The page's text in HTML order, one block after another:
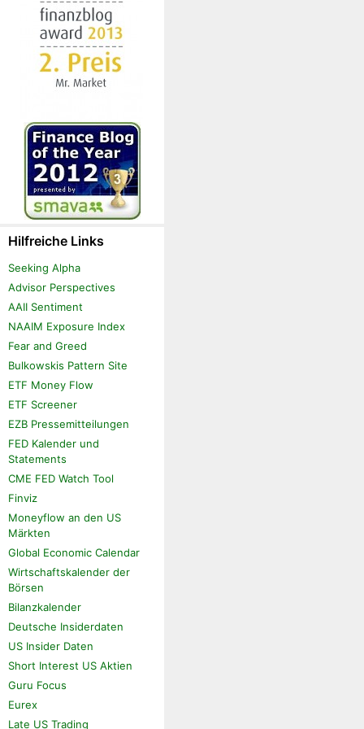
Hilfreiche Links
Seeking Alpha
Advisor Perspectives
AAII Sentiment
NAAIM Exposure Index
Fear and Greed
Bulkowskis Pattern Site
ETF Money Flow
ETF Screener
EZB Pressemitteilungen
FED Kalender und
Statements
CME FED Watch Tool
Finviz
Moneyflow an den US
Märkten
Global Economic Calendar
Wirtschaftskalender der
Börsen
Bilanzkalender
Deutsche Insiderdaten
US Insider Daten
Short Interest US Aktien
Guru Focus
Eurex
Late US Trading